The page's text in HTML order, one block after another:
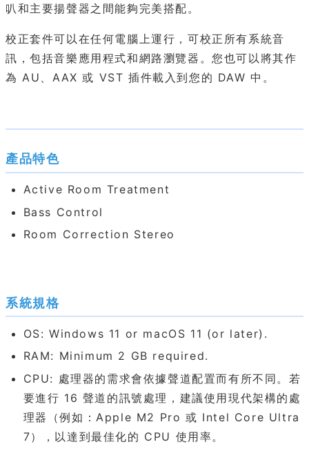
叭和主要揚聲器之間能夠完美搭配。
校正套件可以在任何電腦上運行，可校正所有系統音
訊，包括音樂應用程式和網路瀏覽器。您也可以將其作
為 AU、AAX 或 VST 插件載入到您的 DAW 中。
產品特色
Active Room Treatment
Bass Control
Room Correction Stereo
系統規格
OS: Windows 11 or macOS 11 (or later).
RAM: Minimum 2 GB required.
CPU: 處理器的需求會依據聲道配置而有所不同。若
要進行 16 聲道的訊號處理，建議使用現代架構的處
理器（例如：Apple M2 Pro 或 Intel Core Ultra
7），以達到最佳化的 CPU 使用率。